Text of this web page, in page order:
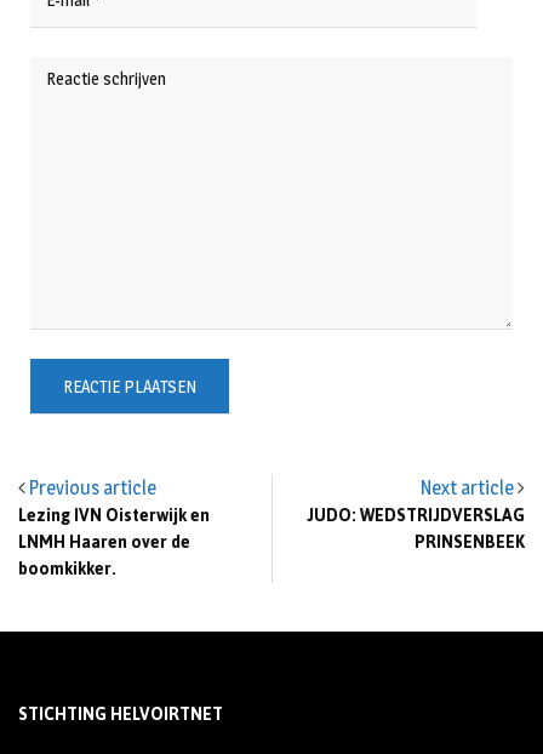
Previous article
Lezing IVN Oisterwijk en
LNMH Haaren over de
boomkikker.
Next article
JUDO: WEDSTRIJDVERSLAG
PRINSENBEEK
STICHTING HELVOIRTNET